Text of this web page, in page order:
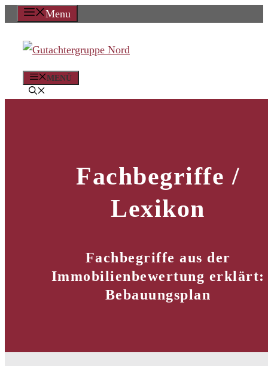
Zum
springen
Menu
MENÜ
Fachbegriffe /
Lexikon
Fachbegriffe aus der
Immobilienbewertung erklärt:
Bebauungsplan